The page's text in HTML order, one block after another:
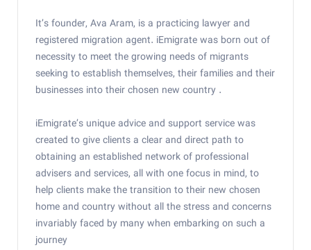
It’s founder, Ava Aram, is a practicing lawyer and
registered migration agent. iEmigrate was born out of
necessity to meet the growing needs of migrants
seeking to establish themselves, their families and their
businesses into their chosen new country .
iEmigrate’s unique advice and support service was
created to give clients a clear and direct path to
obtaining an established network of professional
advisers and services, all with one focus in mind, to
help clients make the transition to their new chosen
home and country without all the stress and concerns
invariably faced by many when embarking on such a
journey